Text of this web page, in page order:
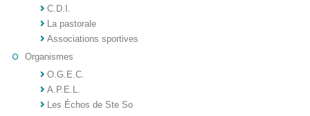
C.D.I.
La pastorale
Associations sportives
Organismes
O.G.E.C.
A.P.E.L.
Les Échos de Ste So